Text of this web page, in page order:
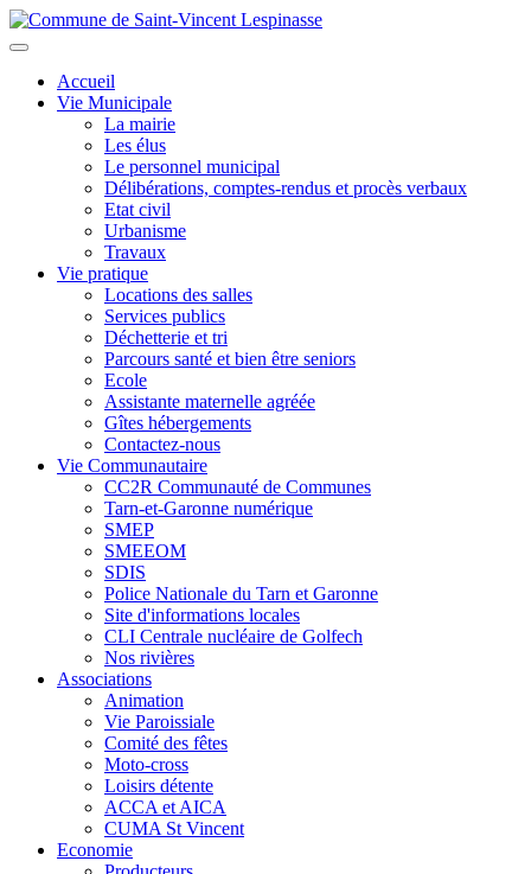
Aller
au
principal
Toggle
navigationAccueil
Vie Municipale
La mairie
Les élus
Le personnel municipal
Délibérations, comptes-rendus et procès verbaux
Etat civil
Urbanisme
Travaux
Vie pratique
Locations des salles
Services publics
Déchetterie et tri
Parcours santé et bien être seniors
Ecole
Assistante maternelle agréée
Gîtes hébergements
Contactez-nous
Vie Communautaire
CC2R Communauté de Communes
Tarn-et-Garonne numérique
SMEP
SMEEOM
SDIS
Police Nationale du Tarn et Garonne
Site d'informations locales
CLI Centrale nucléaire de Golfech
Nos rivières
Associations
Animation
Vie Paroissiale
Comité des fêtes
Moto-cross
Loisirs détente
ACCA et AICA
CUMA St Vincent
Economie